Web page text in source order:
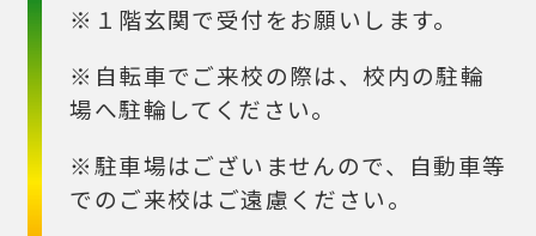
※１階玄関で受付をお願いします。
※自転車でご来校の際は、校内の駐輪
場へ駐輪してください。
※駐車場はございませんので、自動車等
でのご来校はご遠慮ください。